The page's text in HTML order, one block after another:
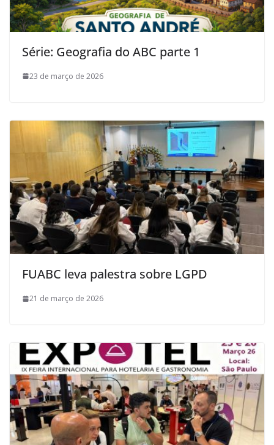
Série: Geografia do ABC parte 1
23 de março de 2026
FUABC leva palestra sobre LGPD
21 de março de 2026